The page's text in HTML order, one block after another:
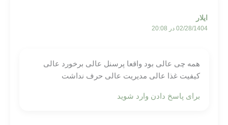
ایلار
02/28/1404 در 20:08
همه چی عالی بود واقعا پرسنل عالی برخورد عالی
کیفیت غذا عالی مدیریت عالی حرف نداشت
برای پاسخ دادن وارد شوید